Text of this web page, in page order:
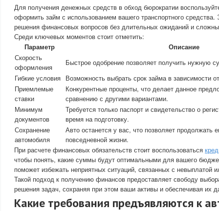
Для получения денежных средств в обход бюрократии
оформить займ с использованием вашего транспортного
решения финансовых вопросов без длительных ожиданий и
Среди ключевых моментов стоит отметить:
Параметр
Описание
Скорость
оформления
Быстрое одобрение позволяет получить нужную
Гибкие условия Возможность выбрать срок займа в зависимости
Приемлемые
ставки
Конкурентные проценты, что делает данное
сравнению с другими вариантами.
Минимум
документов
Требуется только паспорт и свидетельство о
время на подготовку.
Сохранение
автомобиля
Авто останется у вас, что позволяет продолжать
повседневной жизни.
При расчете финансовых обязательств стоит воспользоваться
чтобы понять, какие суммы будут оптимальными для вашего
поможет избежать неприятных ситуаций, связанных с невыплатой
Такой подход к получению финансов предоставляет свободу
решения задач, сохраняя при этом ваши активы и обеспечивая их
Какие требования предъявляются к